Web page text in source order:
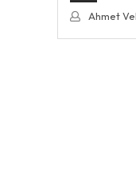
Ahmet